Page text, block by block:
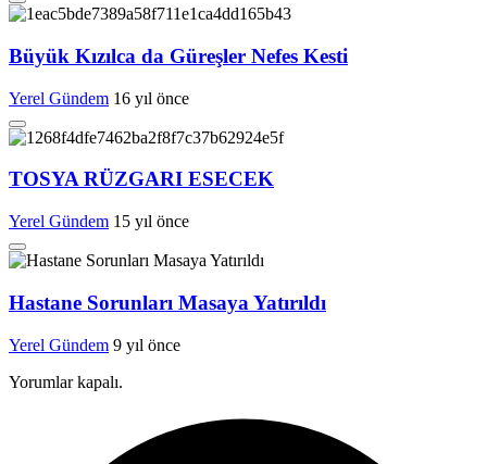
Büyük Kızılca da Güreşler Nefes Kesti
Yerel Gündem 16 yıl önce
TOSYA RÜZGARI ESECEK
Yerel Gündem 15 yıl önce
Hastane Sorunları Masaya Yatırıldı
Yerel Gündem 9 yıl önce
Yorumlar kapalı.